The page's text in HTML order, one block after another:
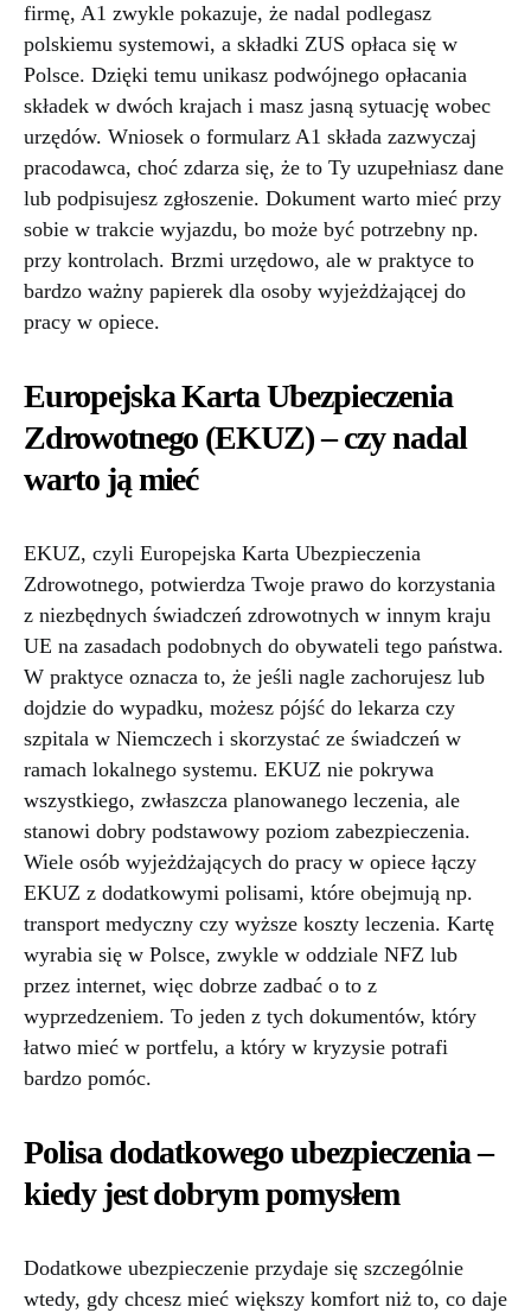
firmę, A1 zwykle pokazuje, że nadal podlegasz
polskiemu systemowi, a składki ZUS opłaca się w
Polsce. Dzięki temu unikasz podwójnego opłacania
składek w dwóch krajach i masz jasną sytuację wobec
urzędów. Wniosek o formularz A1 składa zazwyczaj
pracodawca, choć zdarza się, że to Ty uzupełniasz dane
lub podpisujesz zgłoszenie. Dokument warto mieć przy
sobie w trakcie wyjazdu, bo może być potrzebny np.
przy kontrolach. Brzmi urzędowo, ale w praktyce to
bardzo ważny papierek dla osoby wyjeżdżającej do
pracy w opiece.
Europejska Karta Ubezpieczenia
Zdrowotnego (EKUZ) – czy nadal
warto ją mieć
EKUZ, czyli Europejska Karta Ubezpieczenia
Zdrowotnego, potwierdza Twoje prawo do korzystania
z niezbędnych świadczeń zdrowotnych w innym kraju
UE na zasadach podobnych do obywateli tego państwa.
W praktyce oznacza to, że jeśli nagle zachorujesz lub
dojdzie do wypadku, możesz pójść do lekarza czy
szpitala w Niemczech i skorzystać ze świadczeń w
ramach lokalnego systemu. EKUZ nie pokrywa
wszystkiego, zwłaszcza planowanego leczenia, ale
stanowi dobry podstawowy poziom zabezpieczenia.
Wiele osób wyjeżdżających do pracy w opiece łączy
EKUZ z dodatkowymi polisami, które obejmują np.
transport medyczny czy wyższe koszty leczenia. Kartę
wyrabia się w Polsce, zwykle w oddziale NFZ lub
przez internet, więc dobrze zadbać o to z
wyprzedzeniem. To jeden z tych dokumentów, który
łatwo mieć w portfelu, a który w kryzysie potrafi
bardzo pomóc.
Polisa dodatkowego ubezpieczenia –
kiedy jest dobrym pomysłem
Dodatkowe ubezpieczenie przydaje się szczególnie
wtedy, gdy chcesz mieć większy komfort niż to, co daje